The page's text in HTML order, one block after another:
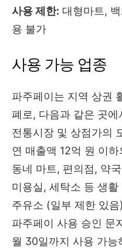
사용 제한: 대형마트,
용 불가
사용 가능 업종
파주페이는 지역 상권
폐로, 다음과 같은 곳
전통시장 및 상점가의
연 매출액 12억 원 이
동네 마트, 편의점, 약국
미용실, 세탁소 등 생활
주유소 (일부 제한 있음)
파주페이 사용 승인 문
월 30일까지 사용 가능